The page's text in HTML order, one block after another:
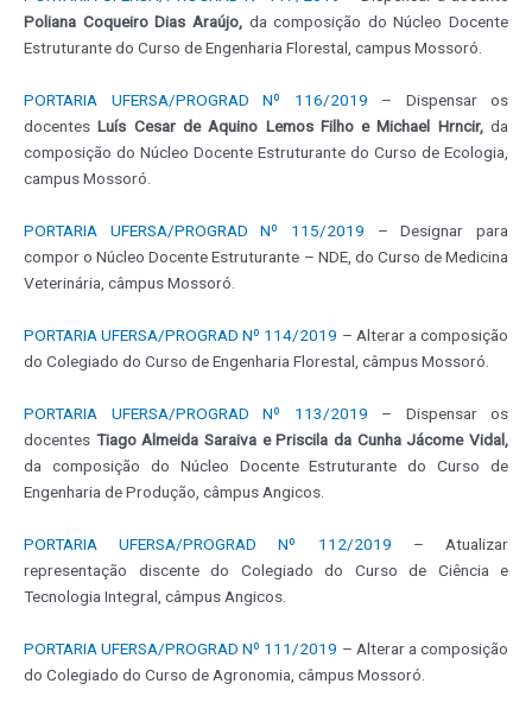
Poliana Coqueiro Dias Araújo, da composição do Núcleo Docente
Estruturante do Curso de Engenharia Florestal, campus Mossoró.
PORTARIA UFERSA/PROGRAD Nº 116/2019 – Dispensar os
docentesLuís Cesar de Aquino Lemos Filho e Michael Hrncir,da
composição do Núcleo Docente Estruturante do Curso de Ecologia,
campus Mossoró.
PORTARIA UFERSA/PROGRAD Nº 115/2019 – Designar para
compor o Núcleo Docente Estruturante – NDE, do Curso de Medicina
Veterinária, câmpus Mossoró.
PORTARIA UFERSA/PROGRAD Nº 114/2019 – Alterar a composição
do Colegiado do Curso de Engenharia Florestal, câmpus Mossoró.
PORTARIA UFERSA/PROGRAD Nº 113/2019 – Dispensar os
docentes Tiago Almeida Saraiva e Priscila da Cunha Jácome Vidal,
da composição do Núcleo Docente Estruturante do Curso de
Engenharia de Produção, câmpus Angicos.
PORTARIA UFERSA/PROGRAD Nº 112/2019 – Atualizar
representação discente do Colegiado do Curso de Ciência e
Tecnologia Integral, câmpus Angicos.
PORTARIA UFERSA/PROGRAD Nº 111/2019 – Alterar a composição
do Colegiado do Curso de Agronomia, câmpus Mossoró.